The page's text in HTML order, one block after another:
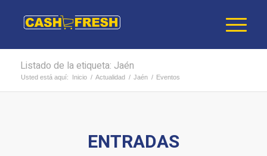
Listado de la etiqueta: Jaén
Usted está aquí: Inicio / Actualidad / Jaén / Eventos
ENTRADAS